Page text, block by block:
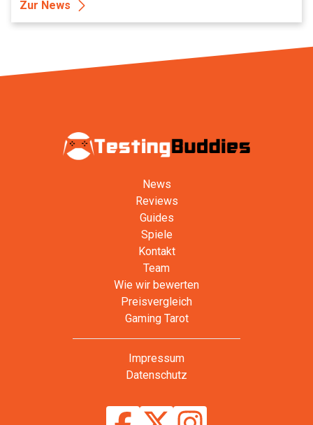
Zur News
News
Reviews
Guides
Spiele
Kontakt
Team
Wie wir bewerten
Preisvergleich
Gaming Tarot
Impressum
Datenschutz